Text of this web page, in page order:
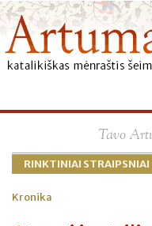
Tavo
RINKTINIAI STRAIPSNIAI
Kronika